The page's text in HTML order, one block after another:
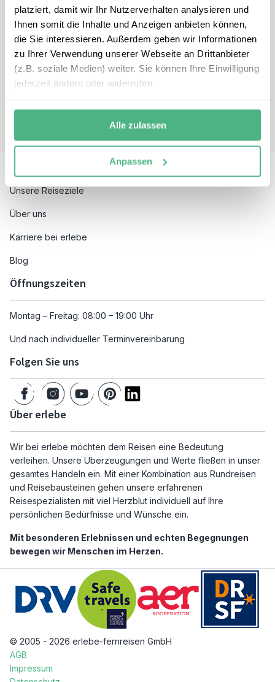
platziert, damit wir Ihr Nutzerverhalten analysieren und
Ihnen somit die Inhalte und Anzeigen anbieten können,
die Sie interessieren. Außerdem geben wir Informationen
zu Ihrer Verwendung unserer Webseite an Drittanbieter
(z.B. soziale Medien) weiter. Sie können Ihre Einwilligung
jederzeit ändern oder widerrufen.
Alle zulassen
Anpassen
E-mail
mexiko@erlebe.de
Unsere Reiseziele
Über uns
Karriere bei erlebe
Blog
Öffnungszeiten
Montag – Freitag: 08:00 – 19:00 Uhr
Und nach individueller Terminvereinbarung
Folgen Sie uns
Über erlebe
Wir bei erlebe möchten dem Reisen eine Bedeutung
verleihen. Unsere Überzeugungen und Werte fließen in unser
gesamtes Handeln ein. Mit einer Kombination aus Rundreisen
und Reisebausteinen gehen unsere erfahrenen
Reisespezialisten mit viel Herzblut individuell auf Ihre
persönlichen Bedürfnisse und Wünsche ein.
Mit besonderen Erlebnissen und echten Begegnungen
bewegen wir Menschen im Herzen.
© 2005 - 2026 erlebe-fernreisen GmbH
AGB
Impressum